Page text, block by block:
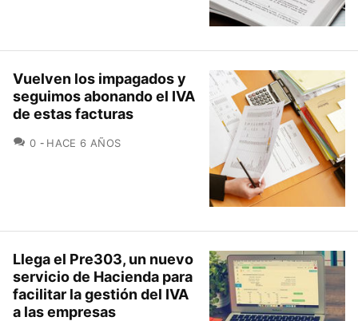
Vuelven los impagados y
seguimos abonando el IVA
de estas facturas
0 COMENTARIOS
HACE 6 AÑOS
Llega el Pre303, un nuevo
servicio de Hacienda para
facilitar la gestión del IVA
a las empresas